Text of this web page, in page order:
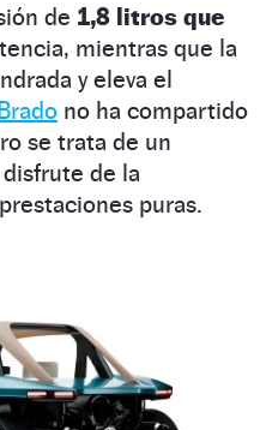
de 1,8 litros que
mientras que la
y eleva el
no ha compartido
se trata de un
de la
puras.